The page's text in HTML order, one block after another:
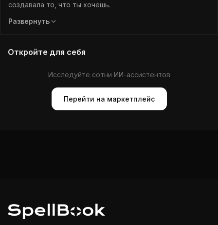
создавала то, что ты хочешь.
Подбираю стиль, освещение, композицию, материалы и
Объясняю просто и на русском. Даю рекомендации,
чтобы даже новичок получил профессиональный
Моя цель — сделать генерацию изображений простым и
творческим процессом. Чтобы твои идеи превращались в
визуал, который цепляет.
Развернуть
Откройте для себя
Исследуйте сотни ИИ-ассистентов
Перейти на маркетплейс